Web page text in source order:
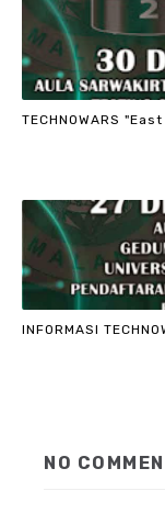
TECHNOWARS
INFORMASI
NO